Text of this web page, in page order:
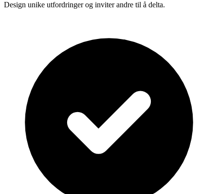
Design unike utfordringer og inviter andre til å delta.